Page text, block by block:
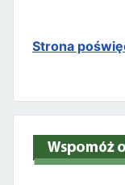
Strona